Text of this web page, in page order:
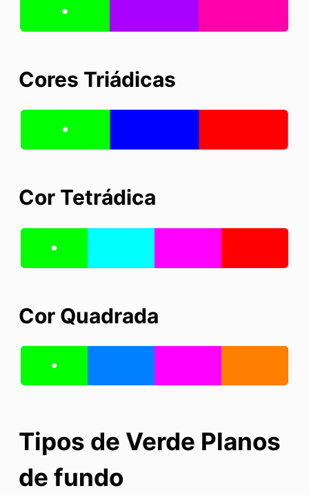
Cores Triádicas
Cor Tetrádica
Cor Quadrada
Tipos de Verde Planos
de fundo